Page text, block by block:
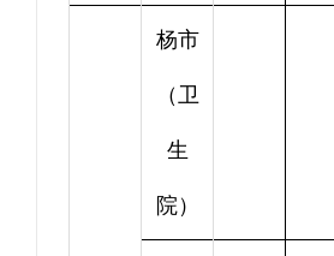
杨市
（卫
生
院）